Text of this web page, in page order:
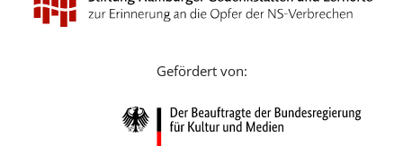
Português
Русский
Gefördert von: